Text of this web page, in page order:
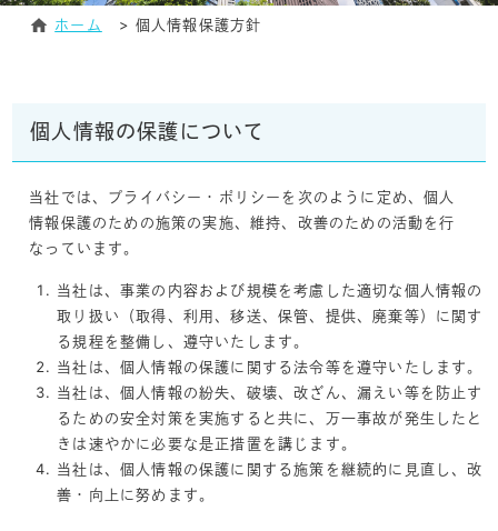
ホーム 個人情報保護方針
個人情報の保護について
当社では、プライバシー・ポリシーを次のように定め、個人
情報保護のための施策の実施、維持、改善のための活動を行
なっています。
当社は、事業の内容および規模を考慮した適切な個人情報の
取り扱い（取得、利用、移送、保管、提供、廃棄等）に関す
る規程を整備し、遵守いたします。
当社は、個人情報の保護に関する法令等を遵守いたします。
当社は、個人情報の紛失、破壊、改ざん、漏えい等を防止す
るための安全対策を実施すると共に、万一事故が発生したと
きは速やかに必要な是正措置を講じます｡
当社は、個人情報の保護に関する施策を継続的に見直し、改
善・向上に努めます。